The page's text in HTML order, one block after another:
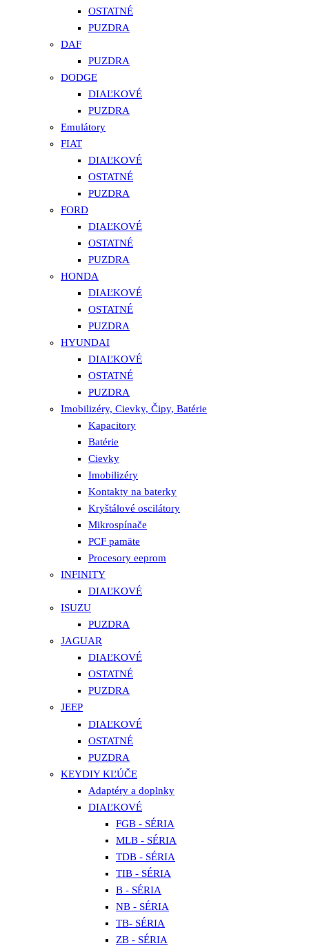
OSTATNÉ
PUZDRA
DAF
PUZDRA
DODGE
DIAĽKOVÉ
PUZDRA
Emulátory
FIAT
DIAĽKOVÉ
OSTATNÉ
PUZDRA
FORD
DIAĽKOVÉ
OSTATNÉ
PUZDRA
HONDA
DIAĽKOVÉ
OSTATNÉ
PUZDRA
HYUNDAI
DIAĽKOVÉ
OSTATNÉ
PUZDRA
Imobilizéry, Cievky, Čipy, Batérie
Kapacitory
Batérie
Cievky
Imobilizéry
Kontakty na baterky
Kryštálové oscilátory
Mikrospínače
PCF pamäte
Procesory eeprom
INFINITY
DIAĽKOVÉ
ISUZU
PUZDRA
JAGUAR
DIAĽKOVÉ
OSTATNÉ
PUZDRA
JEEP
DIAĽKOVÉ
OSTATNÉ
PUZDRA
KEYDIY KĽÚČE
Adaptéry a doplnky
DIAĽKOVÉ
FGB - SÉRIA
MLB - SÉRIA
TDB - SÉRIA
TIB - SÉRIA
B - SÉRIA
NB - SÉRIA
TB- SÉRIA
ZB - SÉRIA